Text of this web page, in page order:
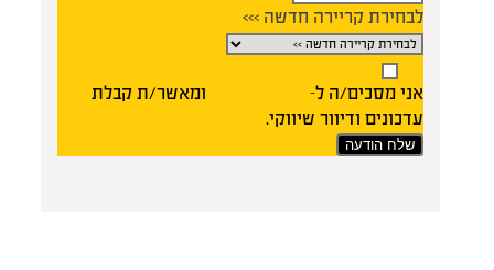
לבחירת קריירה חדשה >>>
אני מסכים/ה ל-
ומאשר/ת קבלת
עדכונים ודיוור שיווקי.
שלח הודעה